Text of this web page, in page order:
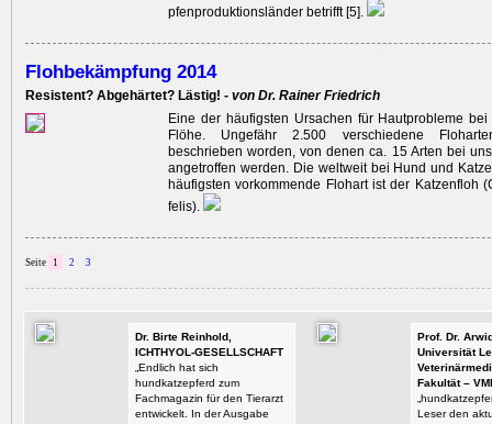
pfenproduktionsländer betrifft [5].
Flohbekämpfung 2014
Resistent? Abgehärtet? Lästig! - von Dr. Rainer Friedrich
Eine der häufigsten Ursachen für Hautprobleme
Flöhe. Ungefähr 2.500 verschiedene
beschrieben worden, von denen ca. 15 Arten bei
angetroffen werden. Die weltweit bei Hund und
häufigsten vorkommende Flohart ist der Katzenfloh
felis).
Seite 1 2 3
Dr. Birte Reinhold,
ICHTHYOL-GESELLSCHAFT
„Endlich hat sich
hundkatzepferd zum
Fachmagazin für den Tierarzt
entwickelt. In der Ausgabe
Prof. Dr.
Universität
Fakultät –
Leser den